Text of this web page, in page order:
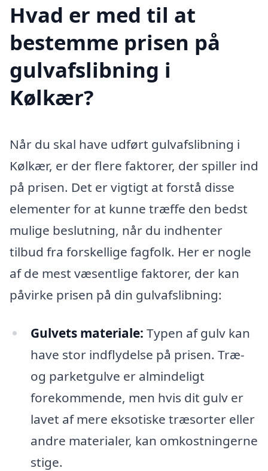
Hvad er med til at
bestemme prisen på
gulvafslibning i
Kølkær?
Når du skal have udført gulvafslibning i
Kølkær, er der flere faktorer, der spiller ind
på prisen. Det er vigtigt at forstå disse
elementer for at kunne træffe den bedst
mulige beslutning, når du indhenter
tilbud fra forskellige fagfolk. Her er nogle
af de mest væsentlige faktorer, der kan
påvirke prisen på din gulvafslibning:
Gulvets materiale: Typen af gulv kan
have stor indflydelse på prisen. Træ-
og parketgulve er almindeligt
forekommende, men hvis dit gulv er
lavet af mere eksotiske træsorter eller
andre materialer, kan omkostningerne
stige.